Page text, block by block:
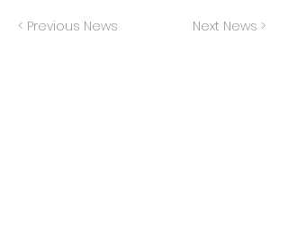
< Previous News Next News >